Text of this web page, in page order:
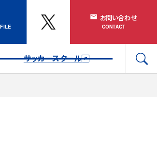
お問い合わせ
サッカースクール